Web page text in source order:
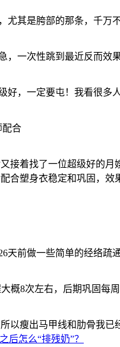
尤其是胯部的那条，千万
，一次性跳到最近反而效
好，一定要屯！我看很多
配合
接着找了一位超级好的
合塑身衣稳定和巩固，效
天前做一些简单的经络疏
概8次左右，后期巩固每
以瘦出马甲线和肋骨我
后怎么“排残奶”？